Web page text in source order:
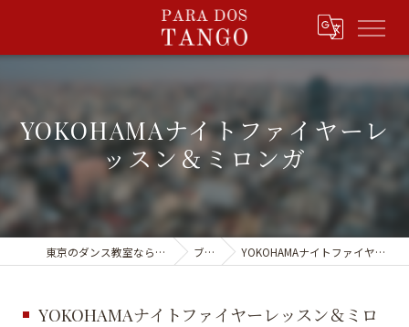
YOKOHAMAナイトファイヤーレ
ッスン＆ミロンガ
東京のダンス教室ならPARA DOS TANGO ブログ YOKOHAMAナイトファイヤーレッスン＆ミロンガ
YOKOHAMAナイトファイヤーレッスン＆ミロ